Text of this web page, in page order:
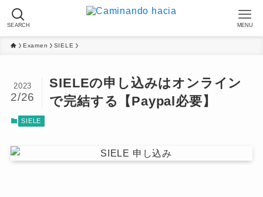
SEARCH MENU
Examen SIELE
SIELEの申し込みはオンライン
で完結する【Paypal必要】
2023
2/26
SIELE